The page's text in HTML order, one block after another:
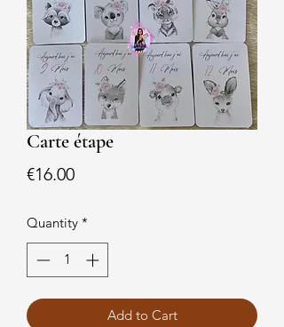
Carte étape
€16.00Price
Quantity *
Add to Cart